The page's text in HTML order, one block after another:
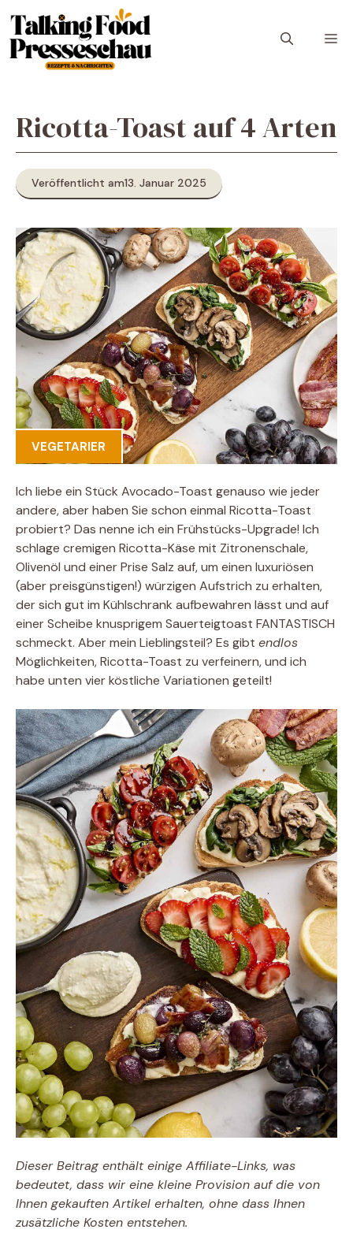
Inhalt
springen
Ricotta-Toast auf 4 Arten
Veröffentlicht am13. Januar 2025
VEGETARIER
Ich liebe ein Stück Avocado-Toast genauso wie jeder
andere, aber haben Sie schon einmal Ricotta-Toast
probiert? Das nenne ich ein Frühstücks-Upgrade! Ich
schlage cremigen Ricotta-Käse mit Zitronenschale,
Olivenöl und einer Prise Salz auf, um einen luxuriösen
(aber preisgünstigen!) würzigen Aufstrich zu erhalten,
der sich gut im Kühlschrank aufbewahren lässt und auf
einer Scheibe knusprigem Sauerteigtoast FANTASTISCH
schmeckt. Aber mein Lieblingsteil? Es gibt endlos
Möglichkeiten, Ricotta-Toast zu verfeinern, und ich
habe unten vier köstliche Variationen geteilt!
Dieser Beitrag enthält einige Affiliate-Links, was
bedeutet, dass wir eine kleine Provision auf die von
Ihnen gekauften Artikel erhalten, ohne dass Ihnen
zusätzliche Kosten entstehen.